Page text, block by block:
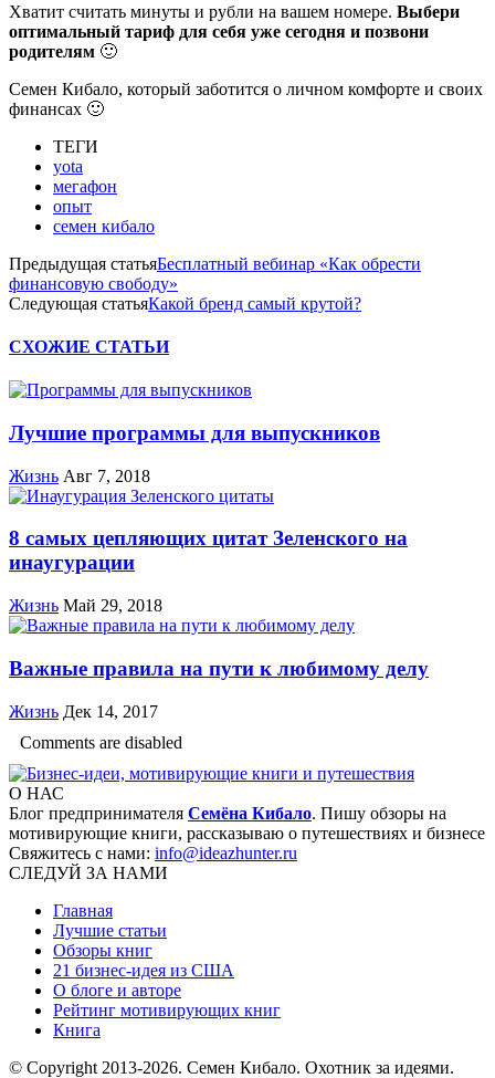
Хватит считать минуты и рубли на вашем номере. Выбери
оптимальный тариф для себя уже сегодня и позвони
родителям 🙂
Семен Кибало, который заботится о личном комфорте и своих
финансах 🙂
ТЕГИ
yota
мегафон
опыт
семен кибало
Предыдущая статьяБесплатный вебинар «Как обрести
финансовую свободу»
Следующая статьяКакой бренд самый крутой?
СХОЖИЕ СТАТЬИ
Лучшие программы для выпускников
Жизнь Авг 7, 2018
8 самых цепляющих цитат Зеленского на
инаугурации
Жизнь Май 29, 2018
Важные правила на пути к любимому делу
Жизнь Дек 14, 2017
Comments are disabled
О НАС
Блог предпринимателя Семёна Кибало. Пишу обзоры на
мотивирующие книги, рассказываю о путешествиях и бизнесе
Свяжитесь с нами: info@ideazhunter.ru
СЛЕДУЙ ЗА НАМИ
Главная
Лучшие статьи
Обзоры книг
21 бизнес-идея из США
О блоге и авторе
Рейтинг мотивирующих книг
Книга
© Copyright 2013-2026. Семен Кибало. Охотник за идеями.